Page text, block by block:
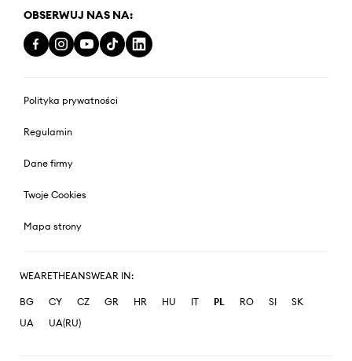
OBSERWUJ NAS NA:
Polityka prywatności
Regulamin
Dane firmy
Twoje Cookies
Mapa strony
WEARETHEANSWEAR IN:
BG CY CZ GR HR HU IT PL RO SI
SK
UA
UA(RU)